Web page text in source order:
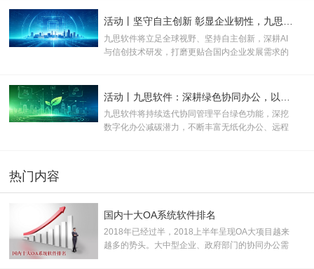
疗服务向数字化、规范化、智能化升级。
活动丨坚守自主创新 彰显企业韧性，九思软件助力产业数实融合
九思软件将立足全球视野、坚持自主创新，深耕AI
与信创技术研发，打磨更贴合国内企业发展需求的
九思软件将持续迭代协同管理平台绿色功能，深挖
数字化办公减碳潜力，不断丰富无纸化办公、远程
热门内容
国内十大OA系统软件排名
2018年已经过半，2018上半年呈现OA大项目越来
越多的势头。大中型企业、政府部门的协同办公需